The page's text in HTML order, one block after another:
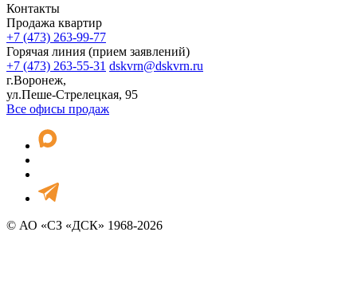
Контакты
Продажа квартир
+7 (473) 263-99-77
Горячая линия (прием заявлений)
+7 (473) 263-55-31 dskvrn@dskvrn.ru
г.Воронеж,
ул.Пеше-Стрелецкая, 95
Все офисы продаж
© АО «СЗ «ДСК» 1968-2026